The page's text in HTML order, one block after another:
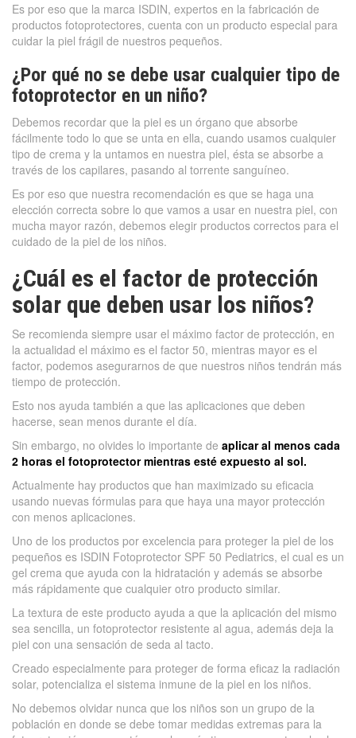
Es por eso que la marca ISDIN, expertos en la fabricación de
productos fotoprotectores, cuenta con un producto especial para
cuidar la piel frágil de nuestros pequeños.
¿Por qué no se debe usar cualquier tipo de
fotoprotector en un niño?
Debemos recordar que la piel es un órgano que absorbe
fácilmente todo lo que se unta en ella, cuando usamos cualquier
tipo de crema y la untamos en nuestra piel, ésta se absorbe a
través de los capilares, pasando al torrente sanguíneo.
Es por eso que nuestra recomendación es que se haga una
elección correcta sobre lo que vamos a usar en nuestra piel, con
mucha mayor razón, debemos elegir productos correctos para el
cuidado de la piel de los niños.
¿Cuál es el factor de protección
solar que deben usar los niños?
Se recomienda siempre usar el máximo factor de protección, en
la actualidad el máximo es el factor 50, mientras mayor es el
factor, podemos asegurarnos de que nuestros niños tendrán más
tiempo de protección.
Esto nos ayuda también a que las aplicaciones que deben
hacerse, sean menos durante el día.
Sin embargo, no olvides lo importante de aplicar al menos cada
2 horas el fotoprotector mientras esté expuesto al sol.
Actualmente hay productos que han maximizado su eficacia
usando nuevas fórmulas para que haya una mayor protección
con menos aplicaciones.
Uno de los productos por excelencia para proteger la piel de los
pequeños es ISDIN Fotoprotector SPF 50 Pediatrics, el cual es un
gel crema que ayuda con la hidratación y además se absorbe
más rápidamente que cualquier otro producto similar.
La textura de este producto ayuda a que la aplicación del mismo
sea sencilla, un fotoprotector resistente al agua, además deja la
piel con una sensación de seda al tacto.
Creado especialmente para proteger de forma eficaz la radiación
solar, potencializa el sistema inmune de la piel en los niños.
No debemos olvidar nunca que los niños son un grupo de la
población en donde se debe tomar medidas extremas para la